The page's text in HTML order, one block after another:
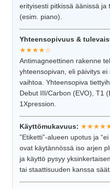
erityisesti pitkissä äänissä ja
(esim. piano).
Yhteensopivuus &
★★★★☆
Antimagneettinen rakenne
yhteensopivan, eli päivitys
vaihtoa. Yhteensopiva
Debut III/Carbon (EVO), T1
1Xpression.
Käyttömukavuus:
”Etiketti”-alueen upotus ja
ovat käytännössä iso arjen
ja käyttö pysyy
tai staattisuuden kanssa